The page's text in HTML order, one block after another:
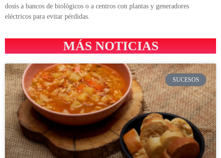
dosis a bancos de biológicos o a centros con plantas y generadores
eléctricos para evitar pérdidas.
MÁS NOTICIAS
SUCESOS